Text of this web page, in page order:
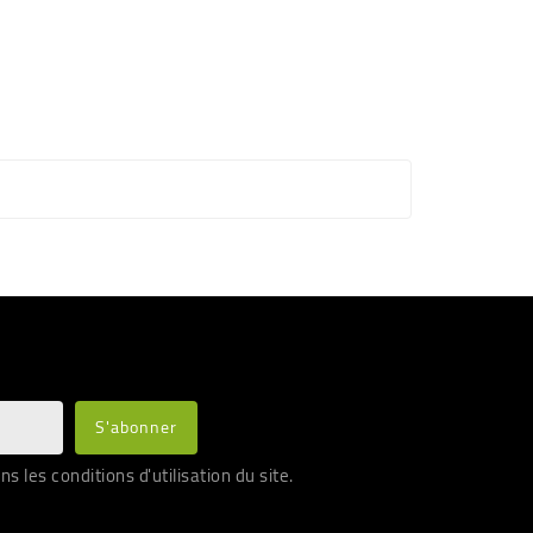
les conditions d'utilisation du site.